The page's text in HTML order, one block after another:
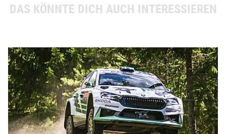
DAS KÖNNTE DICH AUCH INTERESSIEREN